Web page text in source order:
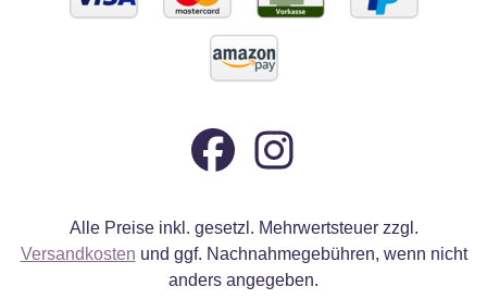
Alle Preise inkl. gesetzl. Mehrwertsteuer zzgl.
Versandkosten und ggf. Nachnahmegebühren, wenn nicht
anders angegeben.